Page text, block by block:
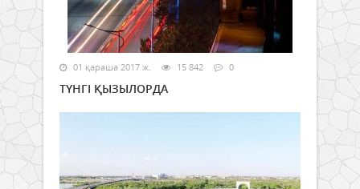
01 қараша 2017 ж. 15 842 0
ТҮНГІ ҚЫЗЫЛОРДА